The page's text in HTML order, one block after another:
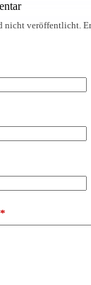
nicht veröffentlicht.
*